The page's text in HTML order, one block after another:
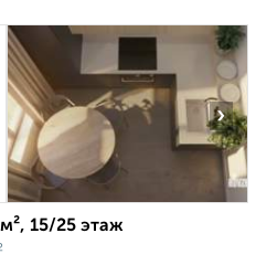
›
15/25 этаж